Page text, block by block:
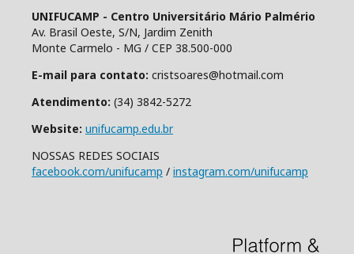
UNIFUCAMP - Centro Universitário Mário Palmério
Av. Brasil Oeste, S/N, Jardim Zenith
Monte Carmelo - MG / CEP 38.500-000
E-mail para contato: cristsoares@hotmail.com
Atendimento: (34) 3842-5272
Website: unifucamp.edu.br
NOSSAS REDES SOCIAIS
facebook.com/unifucamp / instagram.com/unifucamp